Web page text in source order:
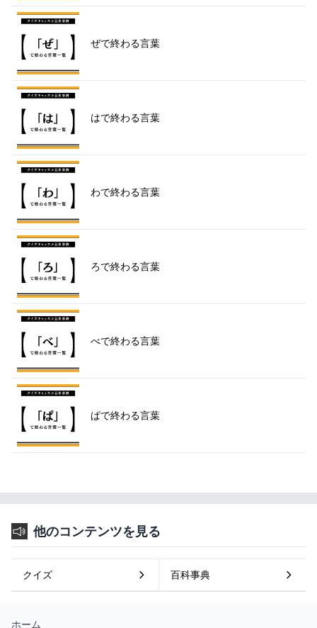
ぜで終わる言葉
はで終わる言葉
わで終わる言葉
ろで終わる言葉
べで終わる言葉
ぱで終わる言葉
他のコンテンツを見る
クイズ 百科事典
ホーム